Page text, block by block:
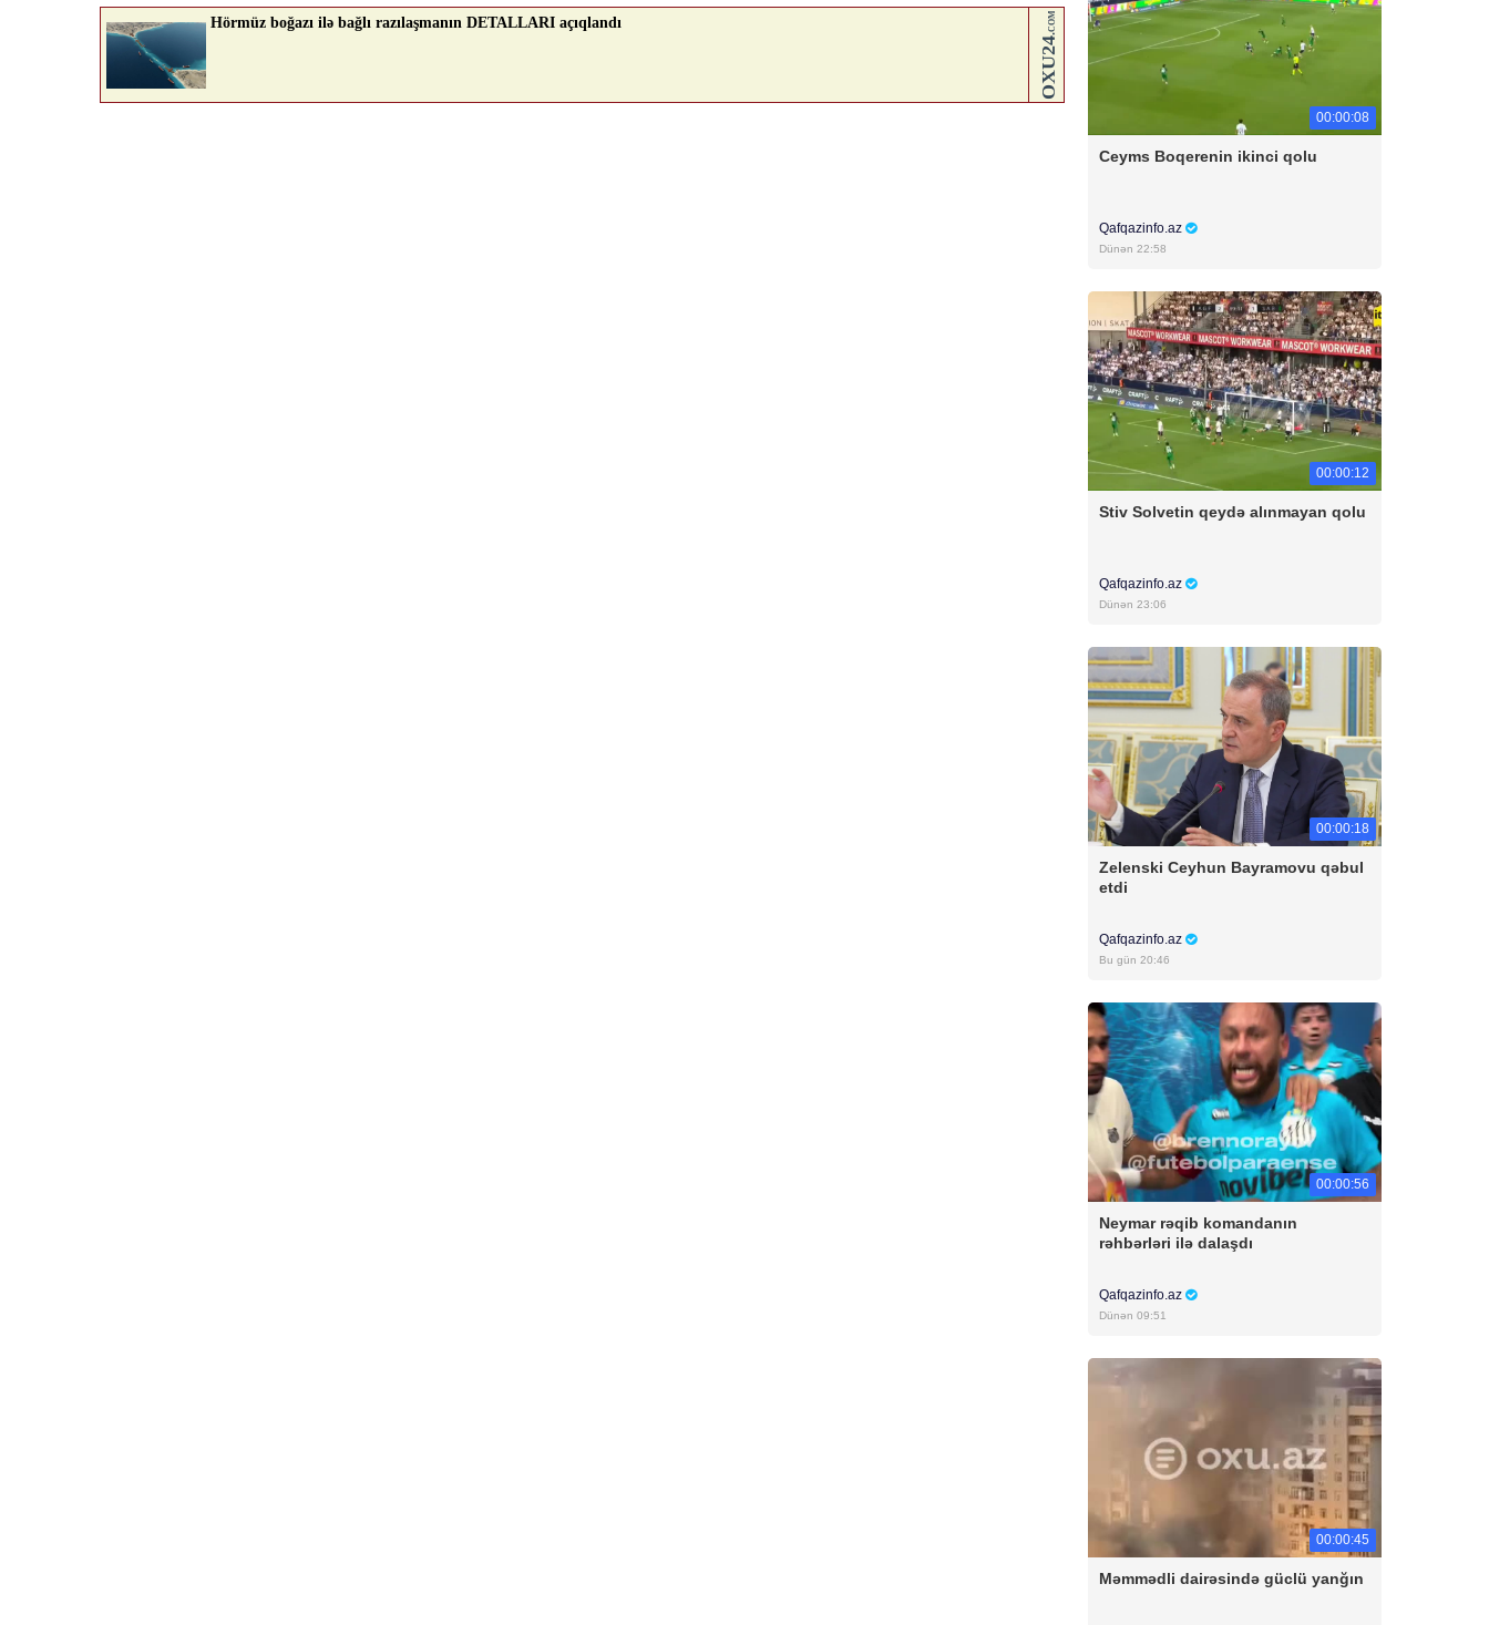
00:00:08
Ceyms Boqerenin ikinci qolu
Qafqazinfo.az
Dünən 22:58
00:00:12
Stiv Solvetin qeydə alınmayan qolu
Qafqazinfo.az
Dünən 23:06
00:00:18
Zelenski Ceyhun Bayramovu qəbul
etdi
Qafqazinfo.az
Bu gün 20:46
00:00:56
Neymar rəqib komandanın
rəhbərləri ilə dalaşdı
Qafqazinfo.az
Dünən 09:51
00:00:45
Məmmədli dairəsində güclü yanğın